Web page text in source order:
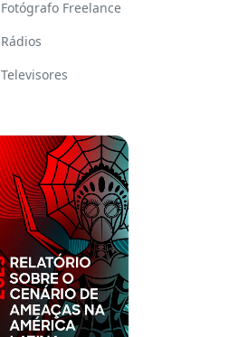
Fotógrafo Freelance
Rádios
Televisores